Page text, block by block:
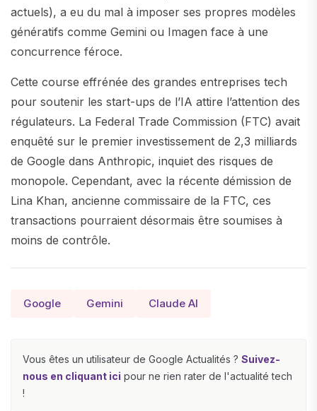
actuels), a eu du mal à imposer ses propres modèles
génératifs comme Gemini ou Imagen face à une
concurrence féroce.
Cette course effrénée des grandes entreprises tech
pour soutenir les start-ups de l’IA attire l’attention des
régulateurs. La Federal Trade Commission (FTC) avait
enquêté sur le premier investissement de 2,3 milliards
de Google dans Anthropic, inquiet des risques de
monopole. Cependant, avec la récente démission de
Lina Khan, ancienne commissaire de la FTC, ces
transactions pourraient désormais être soumises à
moins de contrôle.
Google Gemini Claude AI
Vous êtes un utilisateur de Google Actualités ? Suivez-
nous en cliquant ici pour ne rien rater de l'actualité tech
!